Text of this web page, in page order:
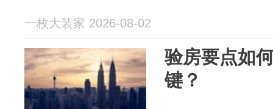
一枚大装家 2026-08-02
验房要点如
键？